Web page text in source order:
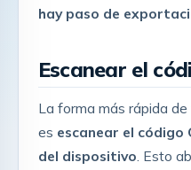
hay paso de
Escanear el
La forma más rápida
es escanear el
del dispositivo. Esto